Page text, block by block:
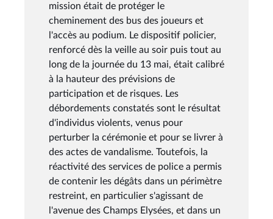
mission était de protéger le
cheminement des bus des joueurs et
l'accès au podium. Le dispositif policier,
renforcé dès la veille au soir puis tout au
long de la journée du 13 mai, était calibré
à la hauteur des prévisions de
participation et de risques. Les
débordements constatés sont le résultat
d'individus violents, venus pour
perturber la cérémonie et pour se livrer à
des actes de vandalisme. Toutefois, la
réactivité des services de police a permis
de contenir les dégâts dans un périmètre
restreint, en particulier s'agissant de
l'avenue des Champs Elysées, et dans un